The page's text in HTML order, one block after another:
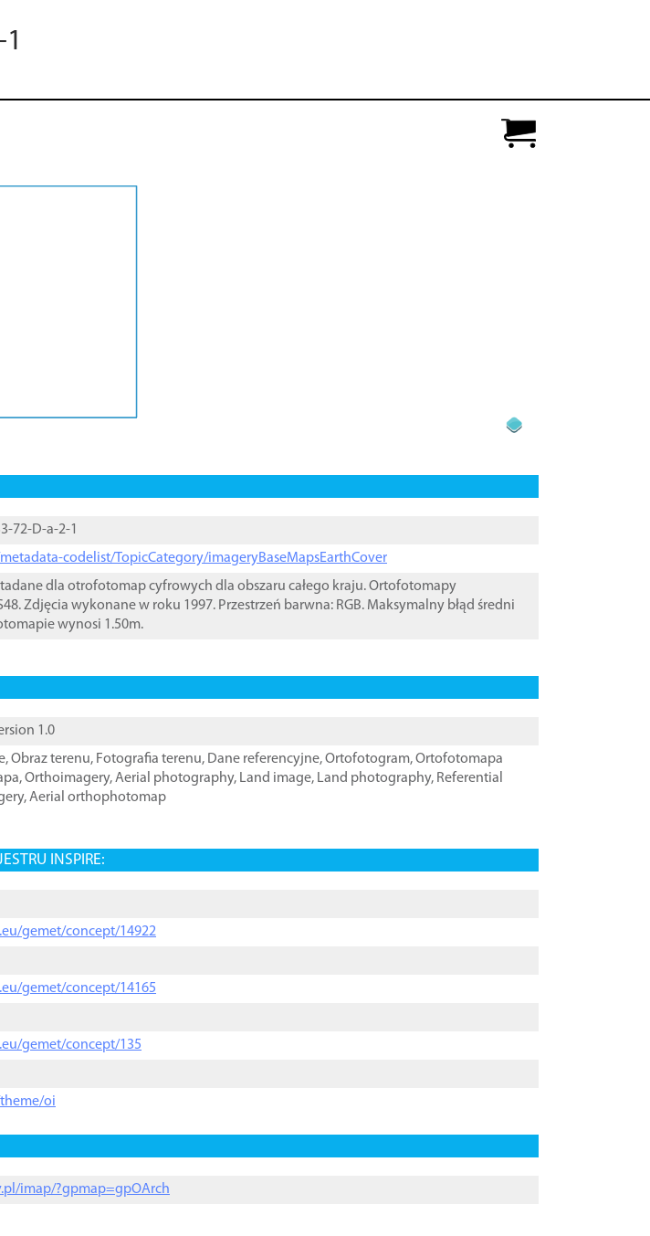
72-D-a-2-1
codelist/TopicCategory/imageryBaseMapsEarthCover
dla otrofotomap cyfrowych dla obszaru całego kraju. Ortofotomapy
Zdjęcia wykonane w roku 1997. Przestrzeń barwna: RGB. Maksymalny błąd średni
wynosi 1.50m.
1.0
,Obraz terenu, Fotografia terenu, Dane referencyjne,Ortofotogram,Ortofotomapa
,Orthoimagery,Aerial photography, Land image, Land photography, Referential
,Aerial orthophotomap
INSPIRE:
gemet/concept/14922
gemet/concept/14165
gemet/concept/135
oi
imap/?gpmap=gpOArch